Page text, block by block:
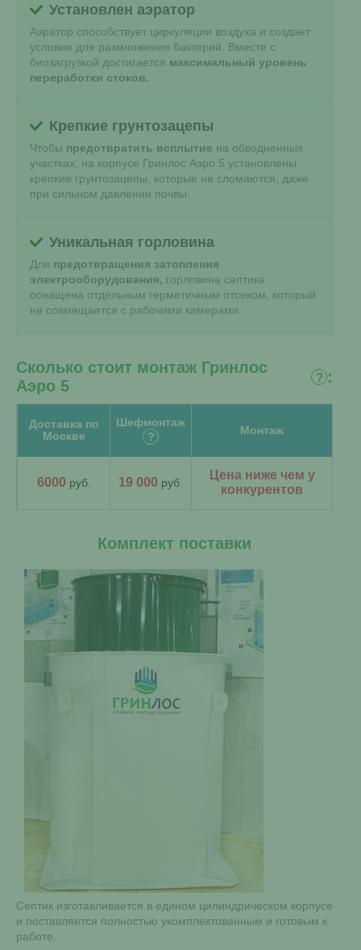
Установлен аэратор
Аэратор способствует циркуляции воздуха и создает
условия для размножения бактерий. Вместе с
биозагрузкой достигается максимальный уровень
переработки стоков.
Крепкие грунтозацепы
Чтобы предотвратить всплытие на обводненных
участках, на корпусе Гринлос Аэро 5 установлены
крепкие грунтозацепы, которые не сломаются, даже
при сильном давлении почвы.
Уникальная горловина
Для предотвращения затопления
электрооборудования, горловина септика
оснащена отдельным герметичным отсеком, который
не совмещается с рабочими камерами.
Сколько стоит монтаж Гринлос
Аэро 5
? :
Доставка по
Москве
Шефмонтаж
?
Монтаж
6000 руб. 19 000 руб.
Цена ниже чем у
конкурентов
Комплект поставки
Септик изготавливается в едином цилиндрическом корпусе
и поставляется полностью укомплектованным и готовым к
работе.